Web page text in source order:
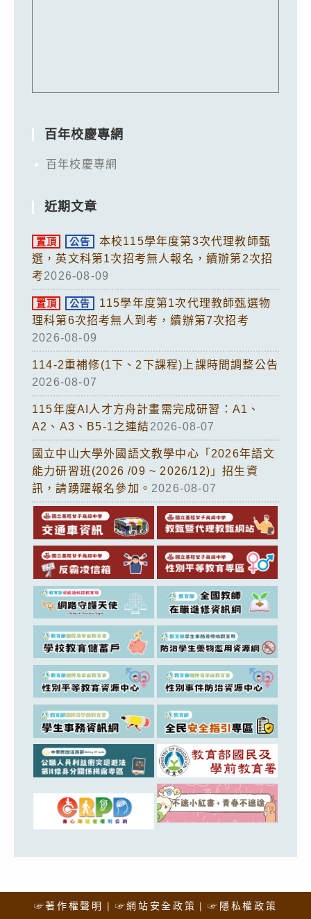
百年校慶專網
百年校慶專網
近期文章
置頂 公告
本校115學年度第3次代理教師甄
選，英文科第1次招考無人報名，續辦第2次招
考2026-08-09
置頂 公告
115學年度第1次代理教師甄選物
理科第6次招考無人到考，續辦第7次招考
2026-08-09
114-2重補修(1下、2下課程)上課時間調整公告
2026-08-07
115年度AI人才方舟計畫需完成研習：A1、
A2、A3、B5-1之連結2026-08-07
國立中山大學外國語文教學中心「2026年語文
能力研習班(2026 /09 ~ 2026/12)」招生資
訊，請踴躍報名參加。 2026-08-07
☞著作權聲明 ☞網站安全政策 ☞隱私權政策